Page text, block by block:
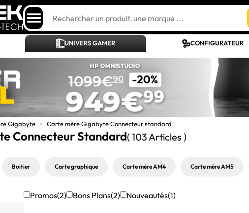
UNIVERS GAMER CONFIGURATEUR
Gigabyte > Carte mère Gigabyte Connecteur standard
Connecteur Standard( 103 Articles )
Boitier Carte graphique Carte mère AM4 Carte mère AM5
Promos(2) Bons Plans(2) Nouveautés(1)